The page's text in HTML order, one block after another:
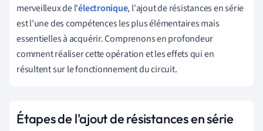
merveilleux de l'électronique, l'ajout de résistances en série
est l'une des compétences les plus élémentaires mais
essentielles à acquérir. Comprenons en profondeur
comment réaliser cette opération et les effets qui en
résultent sur le fonctionnement du circuit.
Étapes de l'ajout de résistances en série